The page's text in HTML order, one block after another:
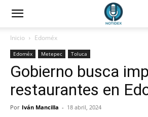
Inicio Edoméx
Edoméx Metepec Toluca
Gobierno busca
restaurantes en
Por Iván Mancilla - 18 abril, 2024